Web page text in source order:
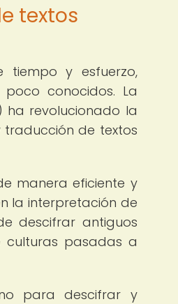
textos
tiempo y esfuerzo,
conocidos. La
ha revolucionado la
de textos
manera eficiente y
la interpretación de
descifrar antiguos
culturas pasadas a
para descifrar y